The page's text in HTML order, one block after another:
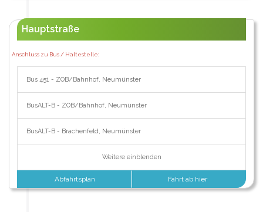
Hauptstraße
Anschluss zu Bus / Haltestelle:
Bus 451 - ZOB/Bahnhof, Neumünster
BusALT-B - ZOB/Bahnhof, Neumünster
BusALT-B - Brachenfeld, Neumünster
Weitere einblenden
Abfahrtsplan Fahrt ab hier